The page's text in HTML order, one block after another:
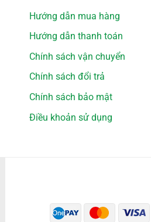
Hướng dẫn mua hàng
Hướng dẫn thanh toán
Chính sách vận chuyển
Chính sách đổi trả
Chính sách bảo mật
Điều khoản sử dụng